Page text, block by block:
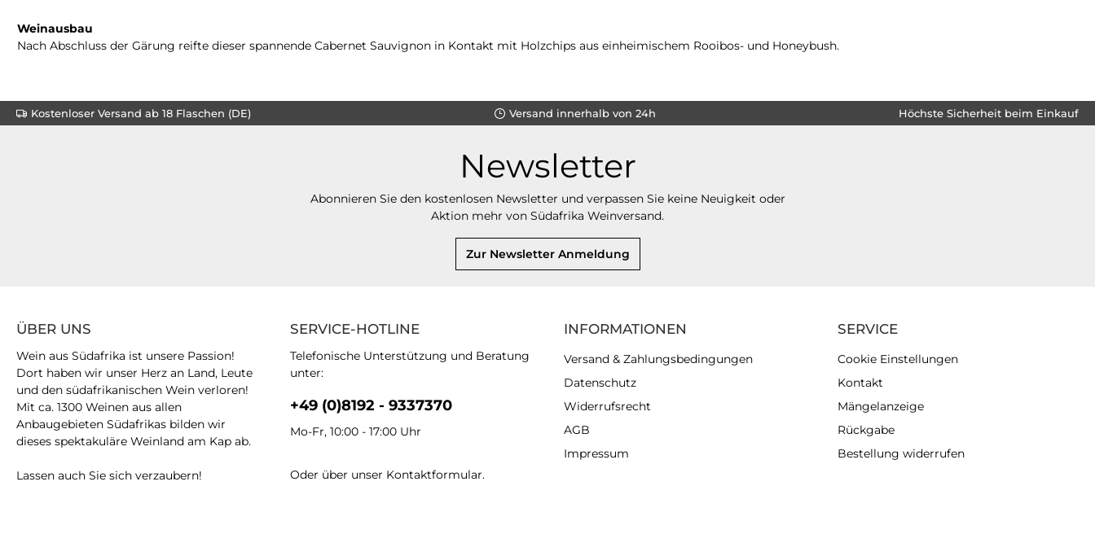
Weinausbau
Nach Abschluss der Gärung reifte dieser spannende Cabernet Sauvignon in Kontakt mit Holzchips aus einheimischem Rooibos- und Honeybush.
Kostenloser Versand ab 18 Flaschen (DE) Versand innerhalb von 24h Höchste Sicherheit beim Einkauf
Newsletter
Abonnieren Sie den kostenlosen Newsletter und verpassen Sie keine Neuigkeit oder
Aktion mehr von Südafrika Weinversand.
Zur Newsletter Anmeldung
SERVICE-HOTLINE
Telefonische Unterstützung und Beratung
unter:
+49 (0)8192 - 9337370
Mo-Fr, 10:00 - 17:00 Uhr
Oder über unser Kontaktformular.
ÜBER UNS
Wein aus Südafrika ist unsere Passion!
Dort haben wir unser Herz an Land, Leute
und den südafrikanischen Wein verloren!
Mit ca. 1300 Weinen aus allen
Anbaugebieten Südafrikas bilden wir
dieses spektakuläre Weinland am Kap ab.
Lassen auch Sie sich verzaubern!
INFORMATIONEN
Versand & Zahlungsbedingungen
Datenschutz
Widerrufsrecht
AGB
Impressum
SERVICE
Cookie Einstellungen
Kontakt
Mängelanzeige
Rückgabe
Bestellung widerrufen